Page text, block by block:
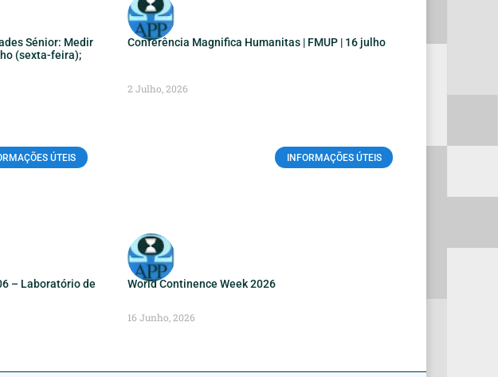
Sénior: Medir
(sexta-feira);
Conferência Magnifica Humanitas | FMUP | 16 julho
2 Julho, 2026
ÚTEIS
– Laboratório de
INFORMAÇÕES ÚTEIS
World Continence Week 2026
16 Junho, 2026